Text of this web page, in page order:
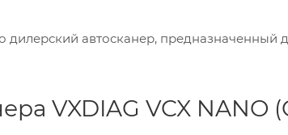
дилерский автосканер,
VXDIAG VCX NANO